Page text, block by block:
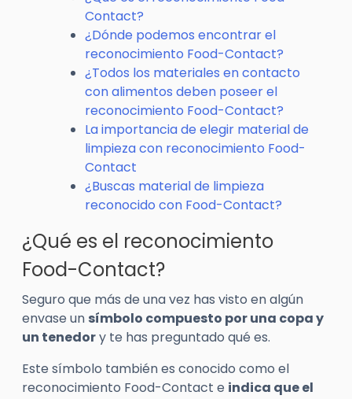
Contact?
¿Dónde podemos encontrar el
reconocimiento Food-Contact?
¿Todos los materiales en contacto
con alimentos deben poseer el
reconocimiento Food-Contact?
La importancia de elegir material de
limpieza con reconocimiento Food-
Contact
¿Buscas material de limpieza
reconocido con Food-Contact?
¿Qué es el reconocimiento
Food-Contact?
Seguro que más de una vez has visto en algún
envase un símbolo compuesto por una copa y
un tenedory te has preguntado qué es.
Este símbolo también es conocido como el
reconocimiento Food-Contact e indica que el